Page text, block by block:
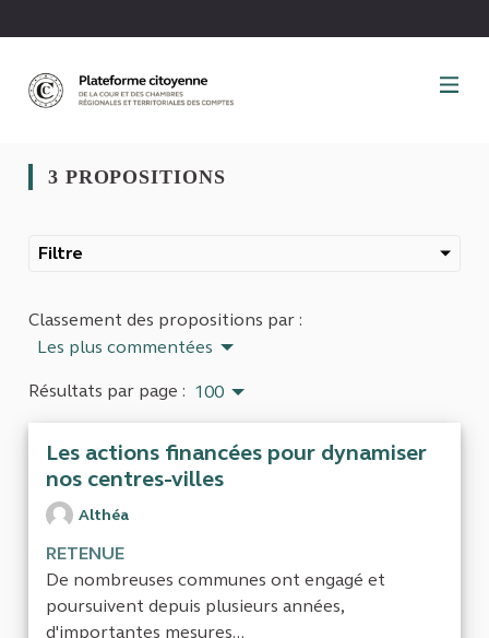
3 PROPOSITIONS
Filtre
Classement des propositions par :
Les plus commentées
Résultats par page : 100
Les actions financées pour dynamiser
nos centres-villes
Althéa
RETENUE
De nombreuses communes ont engagé et
poursuivent depuis plusieurs années,
d'importantes mesures...